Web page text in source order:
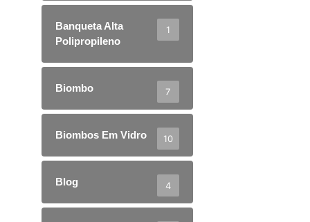
Banqueta Alta
Polipropileno
1
Biombo 7
Biombos Em Vidro 10
Blog 4